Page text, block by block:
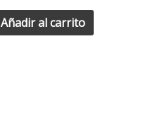
Añadir al carrito